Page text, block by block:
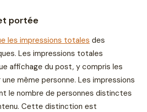
portée
les impressions totales des
Les impressions totales
affichage du post, y compris les
même personne. Les impressions
le nombre de personnes distinctes
Cette distinction est